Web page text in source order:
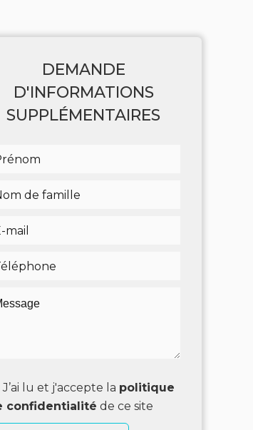
DEMANDE
D'INFORMATIONS
SUPPLÉMENTAIRES
J’ai lu et j'accepte la politique
confidentialité de ce site